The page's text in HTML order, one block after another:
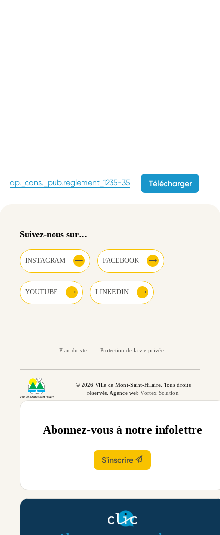
ap._cons._pub.reglement_1235-35 Télécharger
Suivez-nous sur…
INSTAGRAM FACEBOOK
YOUTUBE LINKEDIN
© 2026 Ville de Mont-Saint-Hilaire. Tous droits
réservés. Agence webVortex Solution
Plan du site Protection de la vie privée
Abonnez-vous à notre infolettre
S'inscrire